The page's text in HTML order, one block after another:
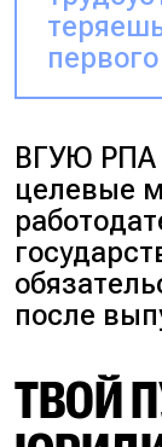
ВГУЮ РПА
целевые
после
ТВОЙ